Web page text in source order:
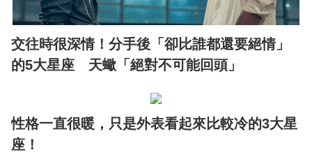
交往時很深情！分手後「卻比誰都還要絕情」
的5大星座 天蠍「絕對不可能回頭」
性格一直很暖，只是外表看起來比較冷的3大星
座！